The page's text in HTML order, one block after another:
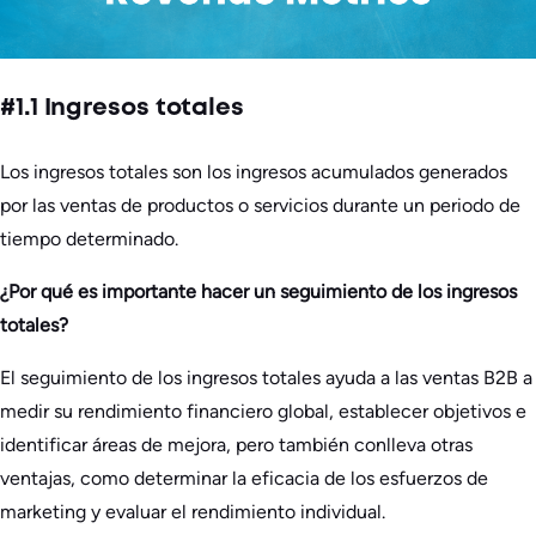
#1.1 Ingresos totales
Los ingresos totales son los ingresos acumulados generados
por las ventas de productos o servicios durante un periodo de
tiempo determinado.
¿Por qué es importante hacer un seguimiento de los ingresos
totales?
El seguimiento de los ingresos totales ayuda a las ventas B2B a
medir su rendimiento financiero global, establecer objetivos e
identificar áreas de mejora, pero también conlleva otras
ventajas, como determinar la eficacia de los esfuerzos de
marketing y evaluar el rendimiento individual.